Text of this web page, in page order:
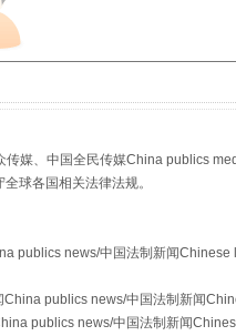
，有这些资助
媒、中国全民传媒China publics
球各国相关法律法规。
publics news/中国法制新闻
publics news/中国法制新闻
publics news/中国法制新闻